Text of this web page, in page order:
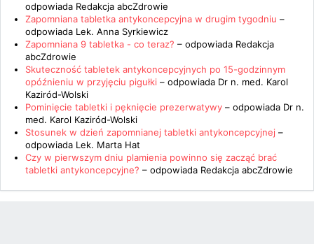
odpowiada Redakcja abcZdrowie
Zapomniana tabletka antykoncepcyjna w drugim tygodniu –
odpowiada Lek. Anna Syrkiewicz
Zapomniana 9 tabletka - co teraz? – odpowiada Redakcja
abcZdrowie
Skuteczność tabletek antykoncepcyjnych po 15-godzinnym
opóźnieniu w przyjęciu pigułki – odpowiada Dr n. med. Karol
Kaziród-Wolski
Pominięcie tabletki i pęknięcie prezerwatywy – odpowiada Dr n.
med. Karol Kaziród-Wolski
Stosunek w dzień zapomnianej tabletki antykoncepcyjnej –
odpowiada Lek. Marta Hat
Czy w pierwszym dniu plamienia powinno się zacząć brać
tabletki antykoncepcyjne? – odpowiada Redakcja abcZdrowie